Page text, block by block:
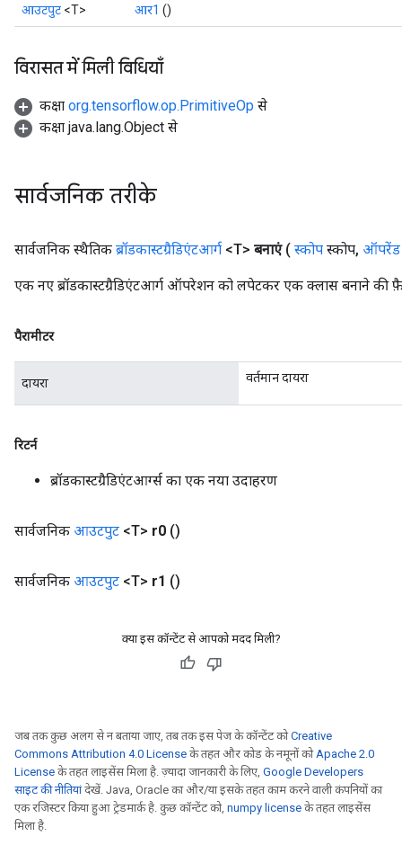
आउटपुट <T> आर1 ()
विरासत में मिली विधियाँ
कक्षा org.tensorflow.op.PrimitiveOp से
कक्षा java.lang.Object से
सार्वजनिक तरीके
सार्वजनिक स्थैतिक ब्रॉडकास्टग्रैडिएंटआर्ग <T> बनाएं ( स्कोप स्कोप, ऑपरेंड
एक नए ब्रॉडकास्टग्रैडिएंटआर्ग ऑपरेशन को लपेटकर एक क्लास बनाने की
पैरामीटर
दायरा वर्तमान दायरा
रिटर्न
ब्रॉडकास्टग्रैडिएंटआर्ग्स का एक नया उदाहरण
सार्वजनिक आउटपुट <T> r0 ()
सार्वजनिक आउटपुट <T> r1 ()
क्या इस कॉन्टेंट से आपको मदद मिली?
जब तक कुछ अलग से न बताया जाए, तब तक इस पेज के कॉन्टेंट कोCreative
Commons Attribution 4.0 License के तहत और कोड के नमूनों कोApache 2.0
License के तहत लाइसेंस मिला है. ज़्यादा जानकारी के लिए, Google Developers
साइट की नीतियांदेखें. Java, Oracle का और/या इसके तहत काम करने वाली कंपनियों का
एक रजिस्टर किया हुआ ट्रेडमार्क है. कुछ कॉन्टेंट को, numpy license के तहत लाइसेंस
मिला है.